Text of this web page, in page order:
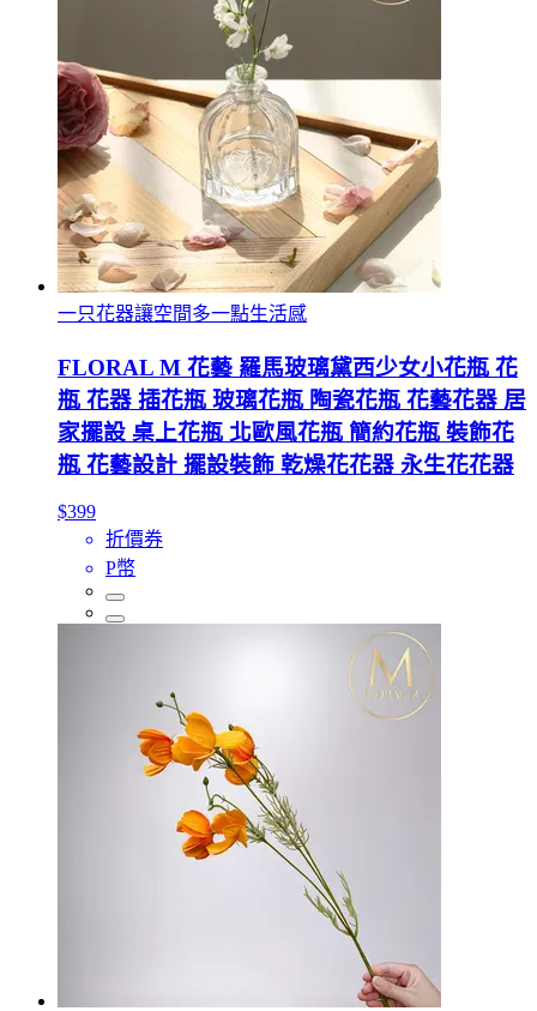
一只花器讓空間多一點生活感
FLORAL M 花藝 羅馬玻璃黛西少女小花瓶 花
瓶 花器 插花瓶 玻璃花瓶 陶瓷花瓶 花藝花器 居
家擺設 桌上花瓶 北歐風花瓶 簡約花瓶 裝飾花
瓶 花藝設計 擺設裝飾 乾燥花花器 永生花花器
$399
折價券
P幣